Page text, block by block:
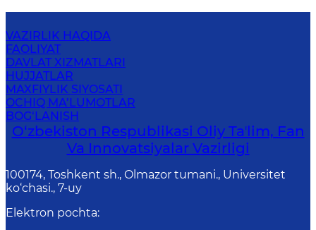
VAZIRLIK HAQIDA
FAOLIYAT
DAVLAT XIZMATLARI
HUJJATLAR
MAXFIYLIK SIYOSATI
OCHIQ MA’LUMOTLAR
BOG‘LANISH
O‘zbekiston Respublikasi Oliy Taʼlim, Fan
Va Innovatsiyalar Vazirligi
100174, Toshkent sh., Olmazor tumani., Universitet
ko‘chasi., 7-uy
Elektron pochta: